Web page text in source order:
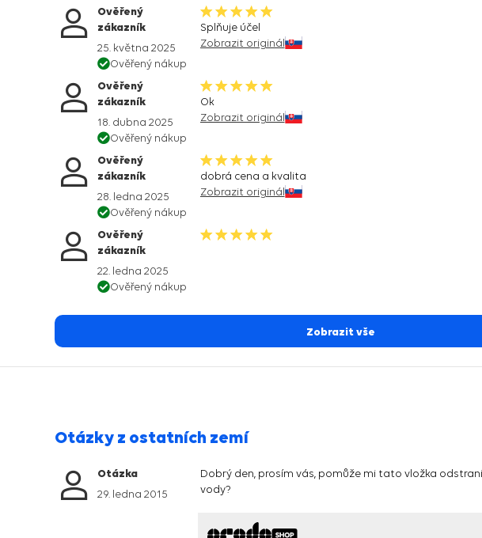
Ověřený
zákazník
25. května 2025
Ověřený nákup
Splňuje účel
Zobrazit originál
Ověřený
zákazník
18. dubna 2025
Ověřený nákup
Ok
Zobrazit originál
Ověřený
zákazník
28. ledna 2025
Ověřený nákup
dobrá cena a kvalita
Zobrazit originál
Ověřený
zákazník
22. ledna 2025
Ověřený nákup
Zobrazit vše
Otázky z ostatních zemí
Otázka
29. ledna 2015
Dobrý den, prosím vás, pomůže mi tato vložka
vody?